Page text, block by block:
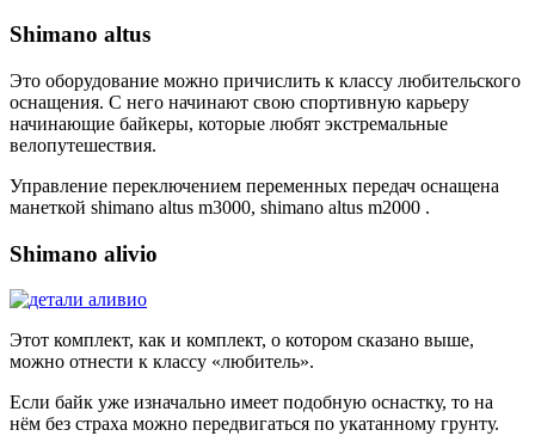
Shimano altus
Это оборудование можно причислить к классу любительского
оснащения. С него начинают свою спортивную карьеру
начинающие байкеры, которые любят экстремальные
велопутешествия.
Управление переключением переменных передач оснащена
манеткой shimano аltus m3000, shimano аltus m2000 .
Shimano alivio
Этот комплект, как и комплект, о котором сказано выше,
можно отнести к классу «любитель».
Если байк уже изначально имеет подобную оснастку, то на
нём без страха можно передвигаться по укатанному грунту.